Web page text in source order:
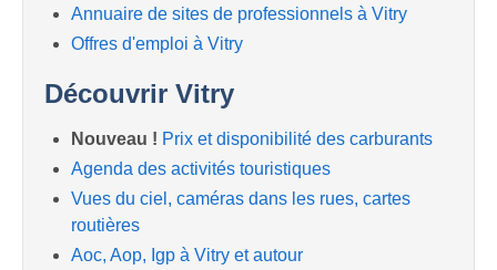
Annuaire de sites de professionnels à Vitry
Offres d'emploi à Vitry
Découvrir Vitry
Nouveau ! Prix et disponibilité des carburants
Agenda des activités touristiques
Vues du ciel, caméras dans les rues, cartes
routières
Aoc, Aop, Igp à Vitry et autour